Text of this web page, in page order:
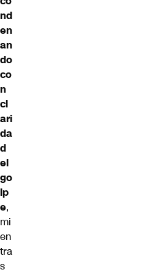
nd
en
an
do
co
n
cl
ari
da
d
el
go
lp
e,
mi
en
tra
s